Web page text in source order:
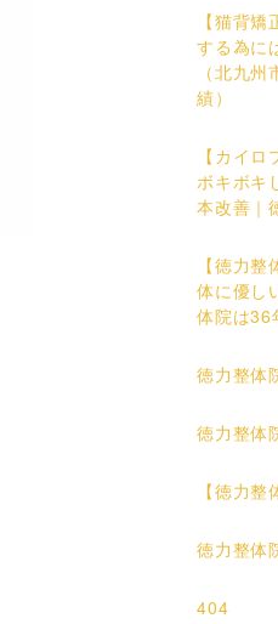
【猫背
する為に
（北九
績）
【カイ
ボキボキ
本改善｜
【徳力
体に優し
体院は36
徳力整体
徳力整体
【徳力
徳力整体
404